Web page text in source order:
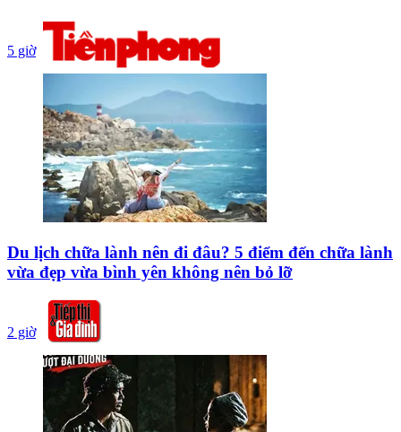
5 giờ
Du lịch chữa lành nên đi đâu? 5 điểm đến chữa lành
vừa đẹp vừa bình yên không nên bỏ lỡ
2 giờ